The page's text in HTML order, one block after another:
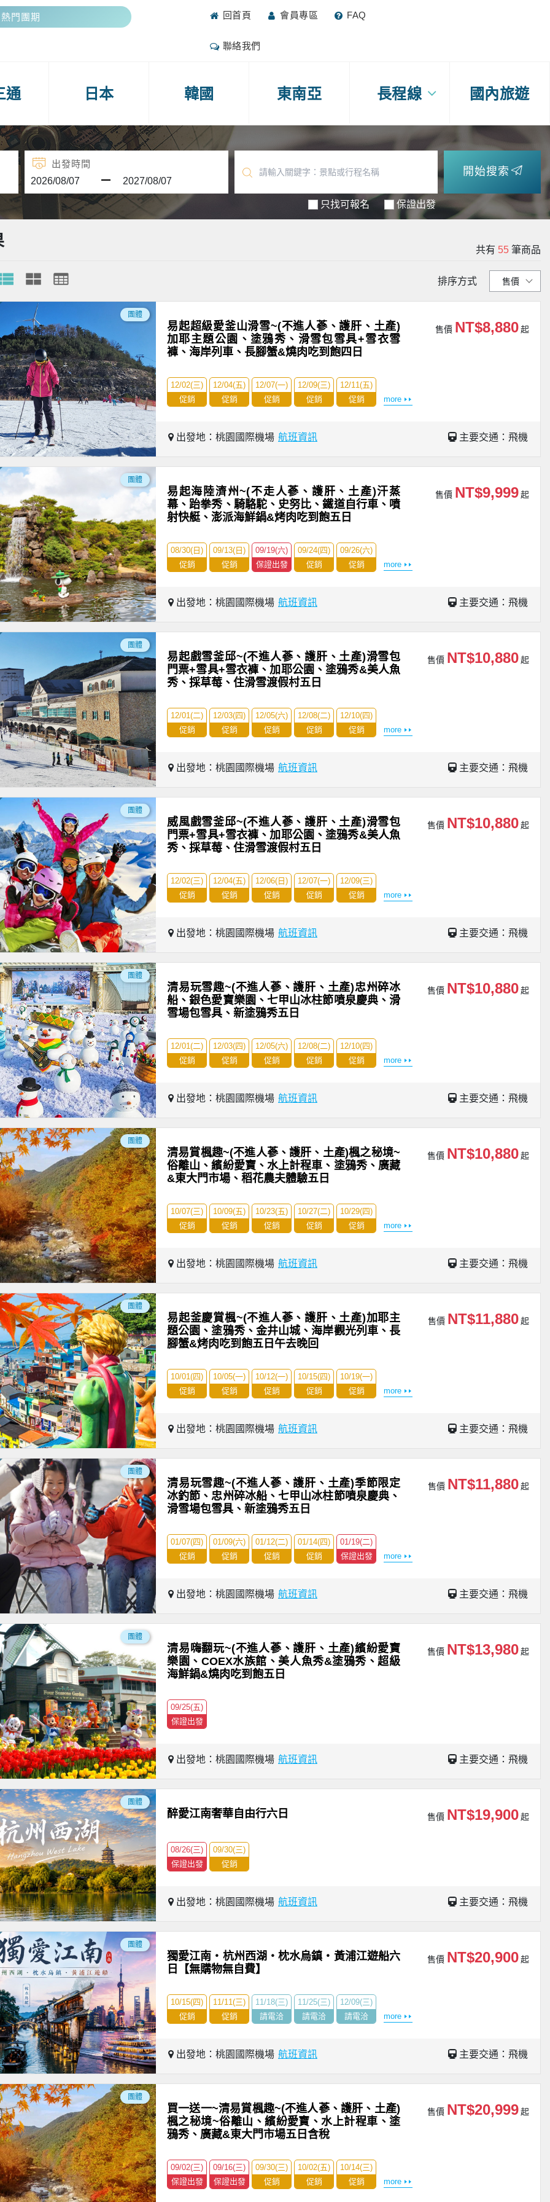
禮 回首頁 會員專區 FAQ
聯絡我們
通 日本 韓國 東南亞 長程線 國內旅遊
出發時間
只找可報名 保證出發
開始搜索
共有 55 筆商品
排序方式
團體
易起超級愛釜山滑雪~(不進人蔘、護肝、土產)
加耶主題公園、塗鴉秀、滑雪包雪具+雪衣雪
褲、海岸列車、長腳蟹&燒肉吃到飽四日
售價 NT$8,880起
12/02(三)
促銷
12/04(五)
促銷
12/07(一)
促銷
12/09(三)
促銷
12/11(五)
促銷
more
出發地：桃園國際機場 航班資訊 主要交通：飛機
團體
易起海陸濟州~(不走人蔘、護肝、土產)汗蒸
幕、跆拳秀、騎駱駝、史努比、鐵道自行車、噴
射快艇、澎派海鮮鍋&烤肉吃到飽五日
售價 NT$9,999起
08/30(日)
促銷
09/13(日)
促銷
09/19(六)
保證出發
09/24(四)
促銷
09/26(六)
促銷
more
出發地：桃園國際機場 航班資訊 主要交通：飛機
團體
易起戲雪釜邱~(不進人蔘、護肝、土產)滑雪包
門票+雪具+雪衣褲、加耶公園、塗鴉秀&美人魚
秀、採草莓、住滑雪渡假村五日
售價 NT$10,880起
12/01(二)
促銷
12/03(四)
促銷
12/05(六)
促銷
12/08(二)
促銷
12/10(四)
促銷
more
出發地：桃園國際機場 航班資訊 主要交通：飛機
團體
威風戲雪釜邱~(不進人蔘、護肝、土產)滑雪包
門票+雪具+雪衣褲、加耶公園、塗鴉秀&美人魚
秀、採草莓、住滑雪渡假村五日
售價 NT$10,880起
12/02(三)
促銷
12/04(五)
促銷
12/06(日)
促銷
12/07(一)
促銷
12/09(三)
促銷
more
出發地：桃園國際機場 航班資訊 主要交通：飛機
團體
清易玩雪趣~(不進人蔘、護肝、土產)忠州碎冰
船、銀色愛寶樂園、七甲山冰柱節噴泉慶典、滑
雪場包雪具、新塗鴉秀五日
售價 NT$10,880起
12/01(二)
促銷
12/03(四)
促銷
12/05(六)
促銷
12/08(二)
促銷
12/10(四)
促銷
more
出發地：桃園國際機場 航班資訊 主要交通：飛機
團體
清易賞楓趣~(不進人蔘、護肝、土產)楓之秘境~
俗離山、繽紛愛寶、水上計程車、塗鴉秀、廣藏
&東大門市場、稻花農夫體驗五日
售價 NT$10,880起
10/07(三)
促銷
10/09(五)
促銷
10/23(五)
促銷
10/27(二)
促銷
10/29(四)
促銷
more
出發地：桃園國際機場 航班資訊 主要交通：飛機
團體
易起釜慶賞楓~(不進人蔘、護肝、土產)加耶主
題公園、塗鴉秀、金井山城、海岸觀光列車、長
腳蟹&烤肉吃到飽五日午去晚回
售價 NT$11,880起
10/01(四)
促銷
10/05(一)
促銷
10/12(一)
促銷
10/15(四)
促銷
10/19(一)
促銷
more
出發地：桃園國際機場 航班資訊 主要交通：飛機
團體
清易玩雪趣~(不進人蔘、護肝、土產)季節限定
冰釣節、忠州碎冰船、七甲山冰柱節噴泉慶典、
滑雪場包雪具、新塗鴉秀五日
售價 NT$11,880起
01/07(四)
促銷
01/09(六)
促銷
01/12(二)
促銷
01/14(四)
促銷
01/19(二)
保證出發
more
出發地：桃園國際機場 航班資訊 主要交通：飛機
團體
清易嗨翻玩~(不進人蔘、護肝、土產)繽紛愛寶
樂園、COEX水族館、美人魚秀&塗鴉秀、超級
海鮮鍋&燒肉吃到飽五日
售價 NT$13,980起
09/25(五)
保證出發
出發地：桃園國際機場 航班資訊 主要交通：飛機
團體
醉愛江南奢華自由行六日 售價 NT$19,900起
08/26(三)
保證出發
09/30(三)
促銷
出發地：桃園國際機場 航班資訊 主要交通：飛機
團體
獨愛江南・杭州西湖・枕水烏鎮・黃浦江遊船六
日【無購物無自費】
售價 NT$20,900起
10/15(四)
促銷
11/11(三)
促銷
11/18(三)
請電洽
11/25(三)
請電洽
12/09(三)
請電洽
more
出發地：桃園國際機場 航班資訊 主要交通：飛機
團體
買一送一~清易賞楓趣~(不進人蔘、護肝、土產)
楓之秘境~俗離山、繽紛愛寶、水上計程車、塗
鴉秀、廣藏&東大門市場五日含稅
售價 NT$20,999起
09/02(三)
保證出發
09/16(三)
保證出發
09/30(三)
促銷
10/02(五)
促銷
10/14(三)
促銷
more